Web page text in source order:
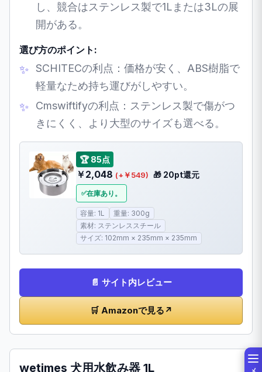
し、競合はステンレス製で1Lまたは3Lの展
開がある。
選び方のポイント:
SCHITECの利点：価格が安く、ABS樹脂で
軽量なため持ち運びがしやすい。
Cmswiftifyの利点：ステンレス製で傷がつ
きにくく、より大型のサイズも選べる。
🏆 85点
￥2,048 (+￥549) 🎁 20pt還元
在庫あり。
容量: 1L
重量: 300g
素材: ステンレススチール
サイズ: 102mm × 235mm × 235mm
📄 サイト内レビュー
🛒 Amazonで見る ↗
wetimes 犬用水飲み器 1L